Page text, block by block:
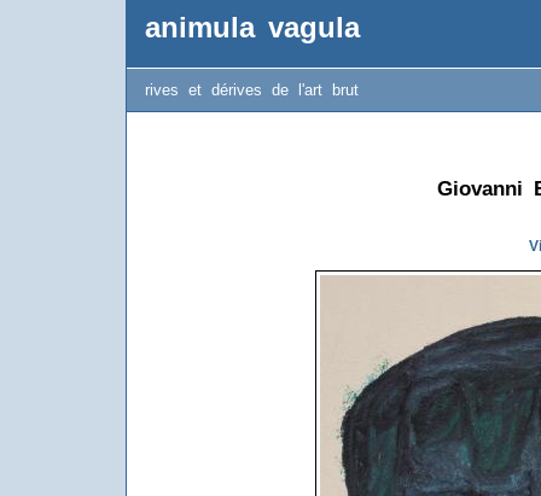
animula vagula
rives et dérives de l'art brut
Giovanni